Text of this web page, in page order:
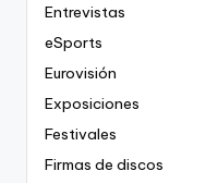
Entrevistas
eSports
Eurovisión
Exposiciones
Festivales
Firmas de discos